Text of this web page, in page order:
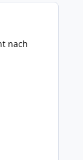
nach